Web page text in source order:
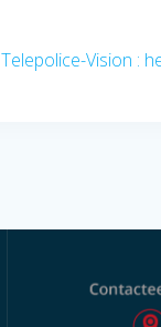
Next
Telepolice-Vision :